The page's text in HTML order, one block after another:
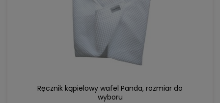
Ręcznik kąpielowy wafel Panda, rozmiar do
wyboru